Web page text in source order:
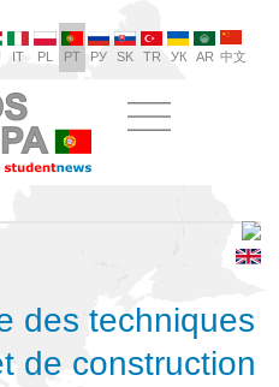
IT PL PT РУ SK TR УК AR 中文
des techniques
de construction